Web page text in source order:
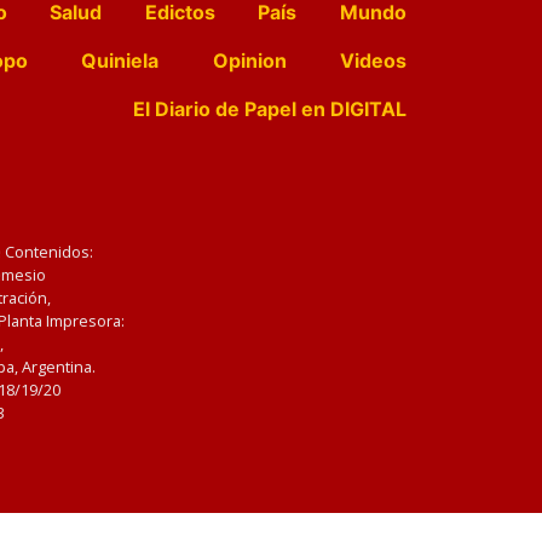
Salud Edictos País
Mundo
Quiniela Opinion
Videos
El Diario de Papel en DIGITAL
Impresora:
Argentina.
19/20